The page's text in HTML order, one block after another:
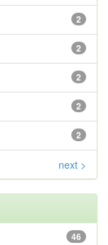
2
2
2
2
2
next >
46